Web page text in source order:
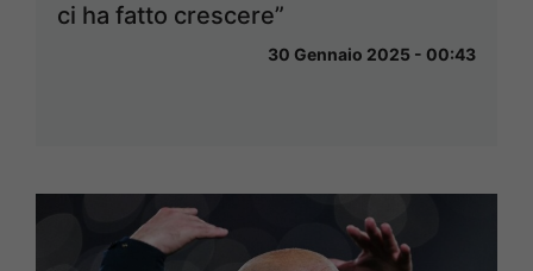
ci ha fatto crescere”
30 Gennaio 2025 - 00:43